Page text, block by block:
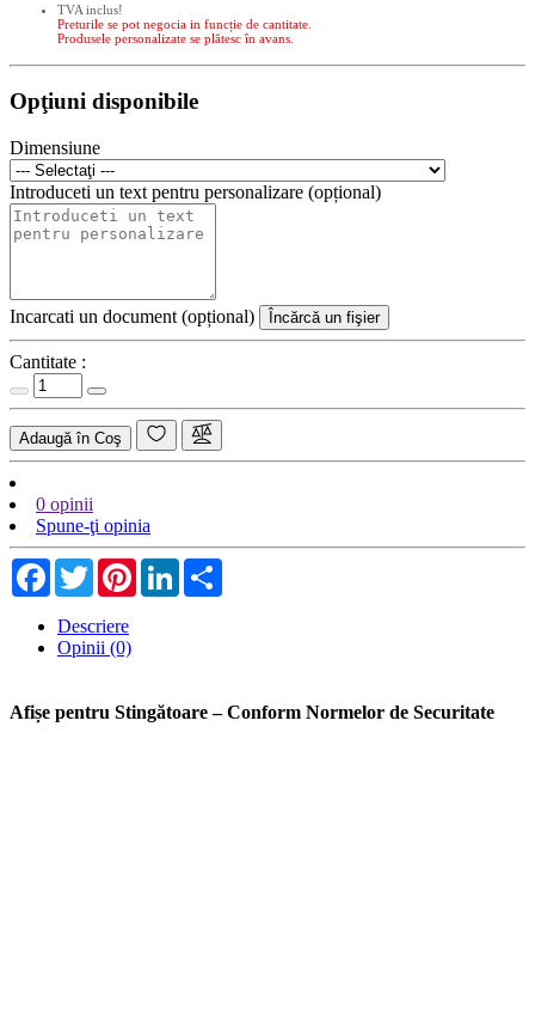
TVA inclus!
Preturile se pot negocia in funcție de cantitate.
Produsele personalizate se plătesc în avans.
Opţiuni disponibile
Dimensiune
Introduceti un text pentru personalizare (opțional)
Incarcati un document (opțional) Încărcă un fişier
Cantitate :
Adaugă în Coş
0 opinii
Spune-ţi opinia
Facebook
TwitterPinterestLinkedIn
Descriere
Opinii (0)
Afișe pentru Stingătoare – Conform Normelor de Securitate